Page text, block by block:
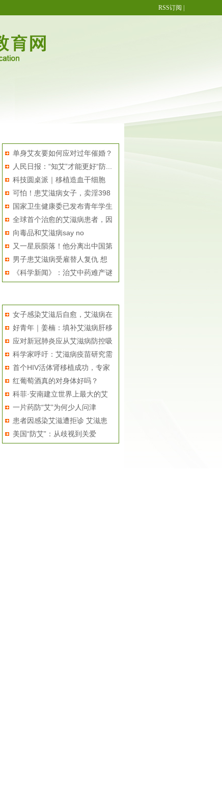
RSS订阅
艾滋病试纸怎么用 防艾须知——
单身艾友要如何应对过年催婚？
人民日报：“知艾”才能更好“防...
科技圆桌派｜移植造血干细胞
能“...
可怕！患艾滋病女子，卖淫398
元...
国家卫生健康委已发布青年学生
防...
全球首个治愈的艾滋病患者，因
癌...
向毒品和艾滋病say no
又一星辰陨落！他分离出中国第
一...
男子患艾滋病受雇替人复仇 想
用...
《科学新闻》：治艾中药难产谜
女子感染艾滋后自愈，艾滋病在
不...
好青年｜姜楠：填补艾滋病肝移
植...
应对新冠肺炎应从艾滋病防控吸
取...
科学家呼吁：艾滋病疫苗研究需
要...
首个HIV活体肾移植成功，专家
呼...
红葡萄酒真的对身体好吗？
科菲·安南建立世界上最大的艾
滋...
一片药防“艾”为何少人问津
患者因感染艾滋遭拒诊 艾滋患
者...
美国“防艾”：从歧视到关爱